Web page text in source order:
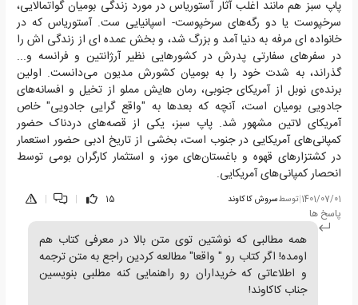
پاپ سبز هم مانند اغلب آثار آستوریاس در مورد زندگی بومیان گواتمالایی،
سرخپوست یا دو رگه‌های سرخپوست- اسپانیایی ست. آستوریاس که در
خانواده ای مرفه به دنیا آمد و بزرگ شد، و بخش عمده ای از زندگی اش را
در سفرهای سفارتی پدرش در کشورهایی نظیر آرژانتین و فرانسه و...
گذراند، به شدت خود را به بومیان کشورش مدیون می‌دانست. اولین
برنده‌ی نوبل از آمریکای جنوبی، رمان هایش مملو از تخیل و افسانه‌های
جادویی بومیان است، آنچه که بعدها به "واقع گرایی جادویی" خاص
آمریکای لاتین مشهور شد. پاپ سبز، یکی از قصه‌های دردناک حضور
کمپانی‌های آمریکایی در جنوب است، بخشی از تاریخ ادبی حضور استعمار
در کشتزارهای قهوه و باغستان‌های موز، و استثمار کارگران بومی توسط
انحصار کمپانی‌های آمریکایی.
1401/07/01
|توسطسروش كاكاوند 15
|
|
پاسخ ها
همه مطالبی که نوشتین توی متن بالا در معرفی کتاب هم
اومده! اگر کتاب رو " واقعا" مطالعه کردین راجع به متن ترجمه
و اطلاعاتی که خریداران رو راهنمایی کنه مطلبی بنویسین
جناب کاکاوند!